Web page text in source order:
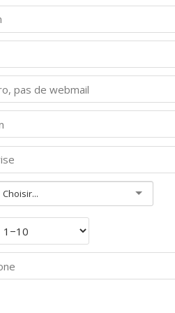
Choisir...